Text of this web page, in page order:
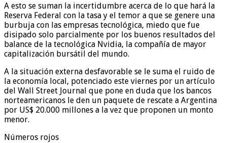
A esto se suman la incertidumbre acerca de lo que hará la
Reserva Federal con la tasa y el temor a que se genere una
burbuja con las empresas tecnológica, miedo que fue
disipado solo parcialmente por los buenos resultados del
balance de la tecnológica Nvidia, la compañía de mayor
capitalización bursátil del mundo.
A la situación externa desfavorable se le suma el ruido de
la economía local, potenciado este viernes por un artículo
del Wall Street Journal que pone en duda que los bancos
norteamericanos le den un paquete de rescate a Argentina
por US$ 20.000 millones a la vez que proponen un monto
menor.
Números rojos